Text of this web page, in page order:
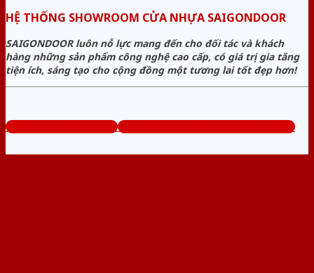
HỆ THỐNG SHOWROOM CỬA NHỰA SAIGONDOOR
SAIGONDOOR luôn nỗ lực mang đến cho đối tác và khách
hàng những sản phẩm công nghệ cao cấp, có giá trị gia tăng
tiện ích, sáng tạo cho cộng đồng một tương lai tốt đẹp hơn!
www.sieuthicuanhua.net Tổng đài tư vấn miễn phí: 0824.400.400